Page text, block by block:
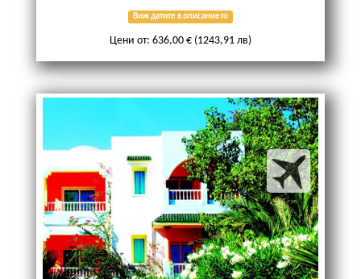
Виж датите в описанието
Цени от: 636,00 € (1243,91 лв)